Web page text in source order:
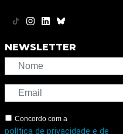
NEWSLETTER
Concordo com a
política de privacidade e de